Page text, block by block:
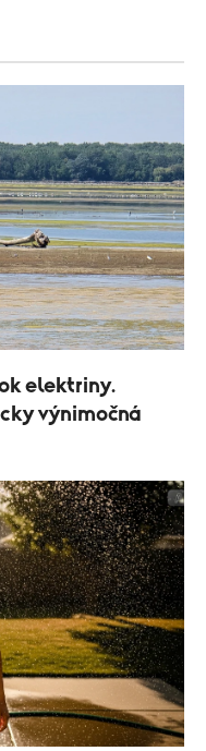
elektriny.
výnimočná